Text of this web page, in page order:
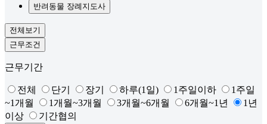
반려동물 장례지도사
전체보기
근무조건
근무기간
전체 단기 장기 하루(1일) 1주일이하
1주일
~1개월
1개월~3개월 3개월~6개월 6개월~1년
1년
이상
기간협의